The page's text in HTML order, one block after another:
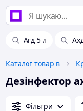
Агд 5 л
Каталог товарів
Дезінфектор
Фільтри